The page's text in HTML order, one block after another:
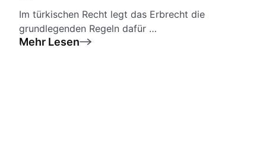
Im türkischen Recht legt das Erbrecht die
grundlegenden Regeln dafür …
Mehr Lesen